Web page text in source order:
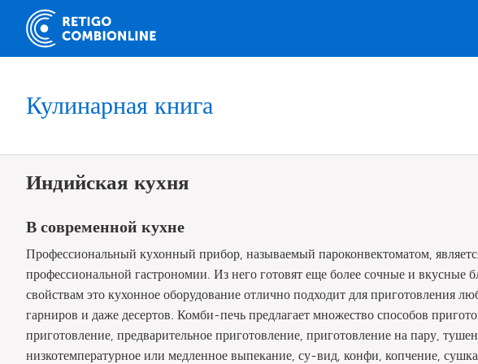
Кулинарная книга
Индийская кухня
В современной кухне
Профессиональный кухонный прибор, называемый пароконвектоматом,
профессиональной гастрономии. Из него готовят еще более сочные и вкусные
свойствам это кухонное оборудование отлично подходит для приготовления
гарниров и даже десертов. Комби-печь предлагает множество способов
приготовление, предварительное приготовление, приготовление на пару,
низкотемпературное или медленное выпекание, су-вид, конфи, копчение,